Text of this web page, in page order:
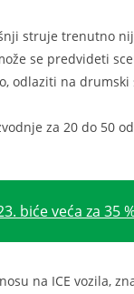
struje trenutno
se predvideti
odlaziti na drumski
za 20 do 50
biće veća za 35
na ICE vozila,